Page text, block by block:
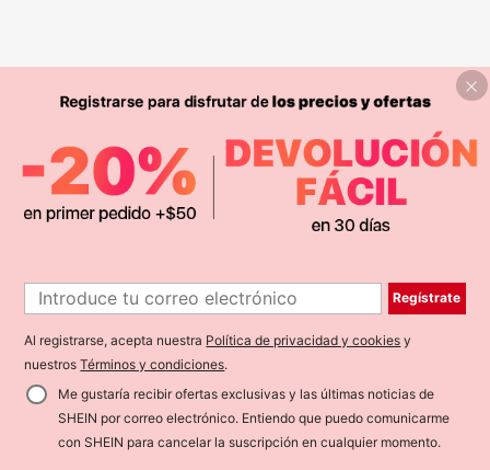
Regístrate
Al registrarse, acepta nuestra Política de privacidad y cookies y
nuestrosTérminos y condiciones.
Me gustaría recibir ofertas exclusivas y las últimas noticias de
SHEIN por correo electrónico. Entiendo que puedo comunicarme
con SHEIN para cancelar la suscripción en cualquier momento.